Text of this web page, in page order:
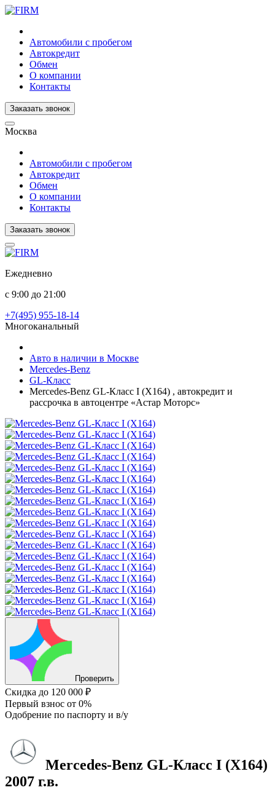
Автомобили с пробегом
Автокредит
Обмен
О компании
Контакты
Заказать звонок
Москва
Автомобили с пробегом
Автокредит
Обмен
О компании
Контакты
Заказать звонок
Ежедневно
с 9:00 до 21:00
+7(495) 955-18-14
Многоканальный
Авто в наличии в Москве
Mercedes-Benz
GL-Класс
Mercedes-Benz GL-Класс I (X164) , автокредит и
рассрочка в автоцентре «Астар Моторс»
Проверить
Скидка до 120 000 ₽
Первый взнос от 0%
Одобрение по паспорту и в/у
Mercedes-Benz GL-Класс I (X164)
2007 г.в.